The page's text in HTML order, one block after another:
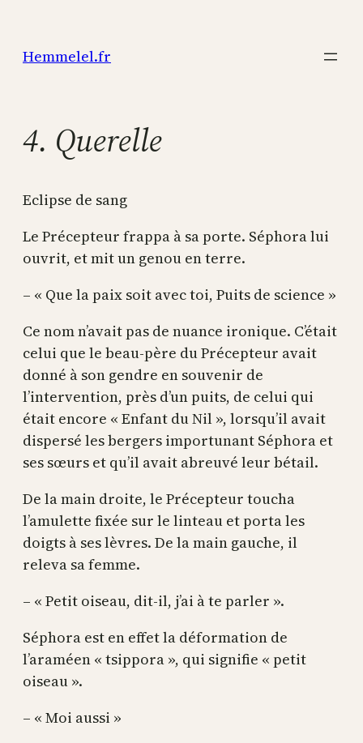
contenu
Hemmelel.fr
4. Querelle
Eclipse de sang
Le Précepteur frappa à sa porte. Séphora lui
ouvrit, et mit un genou en terre.
– « Que la paix soit avec toi, Puits de science »
Ce nom n’avait pas de nuance ironique. C’était
celui que le beau-père du Précepteur avait
donné à son gendre en souvenir de
l’intervention, près d’un puits, de celui qui
était encore « Enfant du Nil », lorsqu’il avait
dispersé les bergers importunant Séphora et
ses sœurs et qu’il avait abreuvé leur bétail.
De la main droite, le Précepteur toucha
l’amulette fixée sur le linteau et porta les
doigts à ses lèvres. De la main gauche, il
releva sa femme.
– « Petit oiseau, dit-il, j’ai à te parler ».
Séphora est en effet la déformation de
l’araméen « tsippora », qui signifie « petit
oiseau ».
– « Moi aussi »